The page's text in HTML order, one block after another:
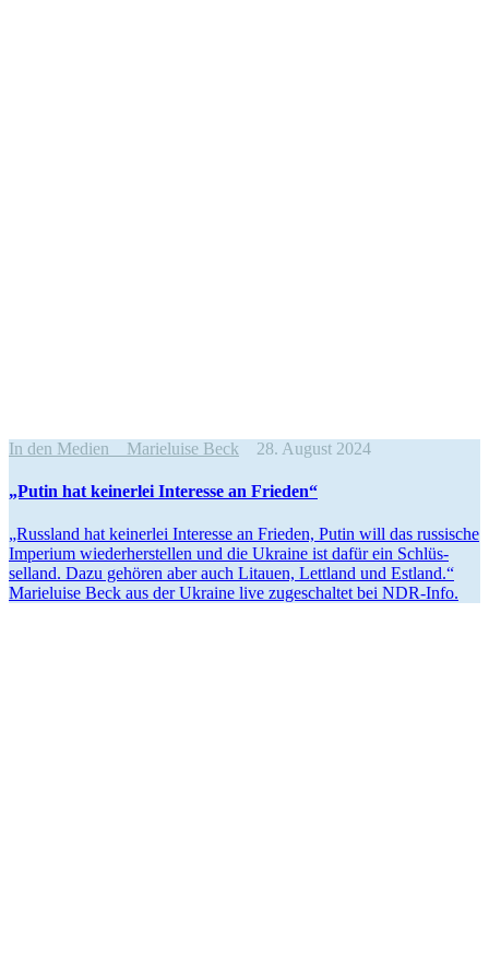
In den Medien Marieluise Beck 28. August 2024
„Putin hat keinerlei Interesse an Frieden“
„Russland hat keinerlei Interesse an Frieden, Putin will das russische
Imperium wieder­her­stellen und die Ukraine ist dafür ein Schlüs­
selland. Dazu gehören aber auch Litauen, Lettland und Estland.“
Marie­luise Beck aus der Ukraine live zugeschaltet bei NDR-Info.